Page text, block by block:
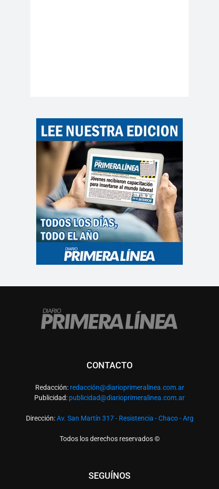
CONTACTO
Redacción: redacción@diarioprimeralinea.com.ar
Publicidad: publicidad@diarioprimeralinea.com.ar
Dirección:Av. San Martín 317 - Resistencia - Chaco - Arg
Todos los derechos reservados ©
SEGUÍNOS